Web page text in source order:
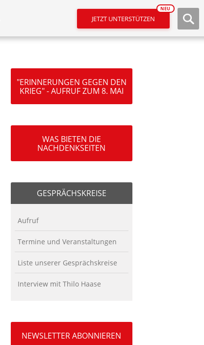
JETZT UNTERSTÜTZEN
NEU
"ERINNERUNGEN GEGEN DEN
KRIEG" - AUFRUF ZUM 8. MAI
WAS BIETEN DIE
NACHDENKSEITEN
GESPRÄCHSKREISE
Aufruf
Termine und Veranstaltungen
Liste unserer Gesprächskreise
Interview mit Thilo Haase
NEWSLETTER ABONNIEREN